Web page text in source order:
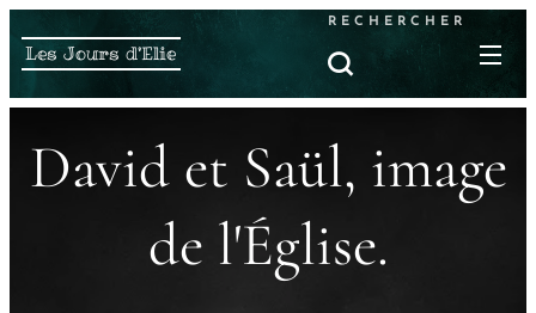
Les Jours d'Elie
RECHERCHER
David et Saül, image
de l'Église.